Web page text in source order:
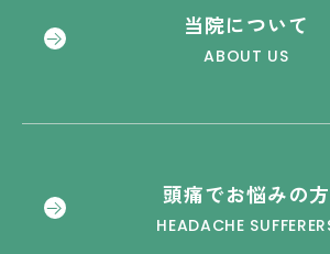
当院について
ABOUT US
頭痛でお悩みの方
HEADACHE